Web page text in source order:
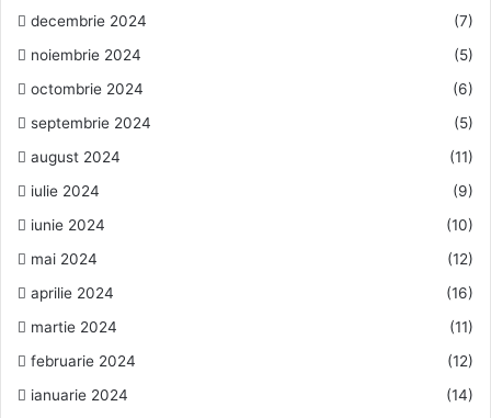
decembrie 2024
(7)
noiembrie 2024
(5)
octombrie 2024
(6)
septembrie 2024
(5)
august 2024
(11)
iulie 2024
(9)
iunie 2024
(10)
mai 2024
(12)
aprilie 2024
(16)
martie 2024
(11)
februarie 2024
(12)
ianuarie 2024
(14)